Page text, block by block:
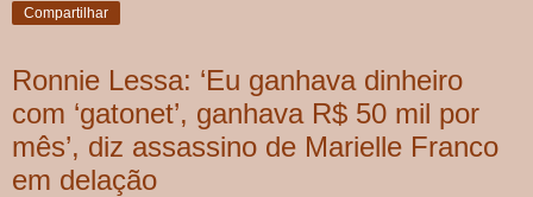
Compartilhar
Ronnie Lessa: ‘Eu ganhava dinheiro
com ‘gatonet’, ganhava R$ 50 mil por
mês’, diz assassino de Marielle Franco
em delação